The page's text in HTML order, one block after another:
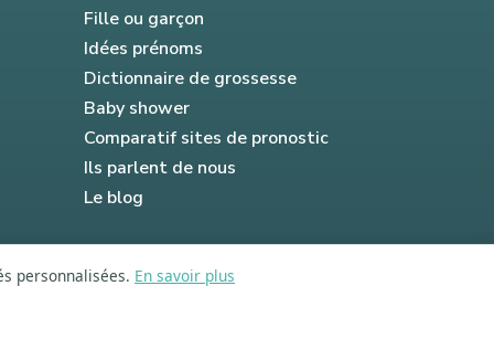
Fille ou garçon
Idées prénoms
Dictionnaire de grossesse
Baby shower
Comparatif sites de pronostic
Ils parlent de nous
Le blog
personnalisées. En savoir plus